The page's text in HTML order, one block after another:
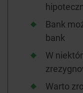
Bank
bank
W
Warto